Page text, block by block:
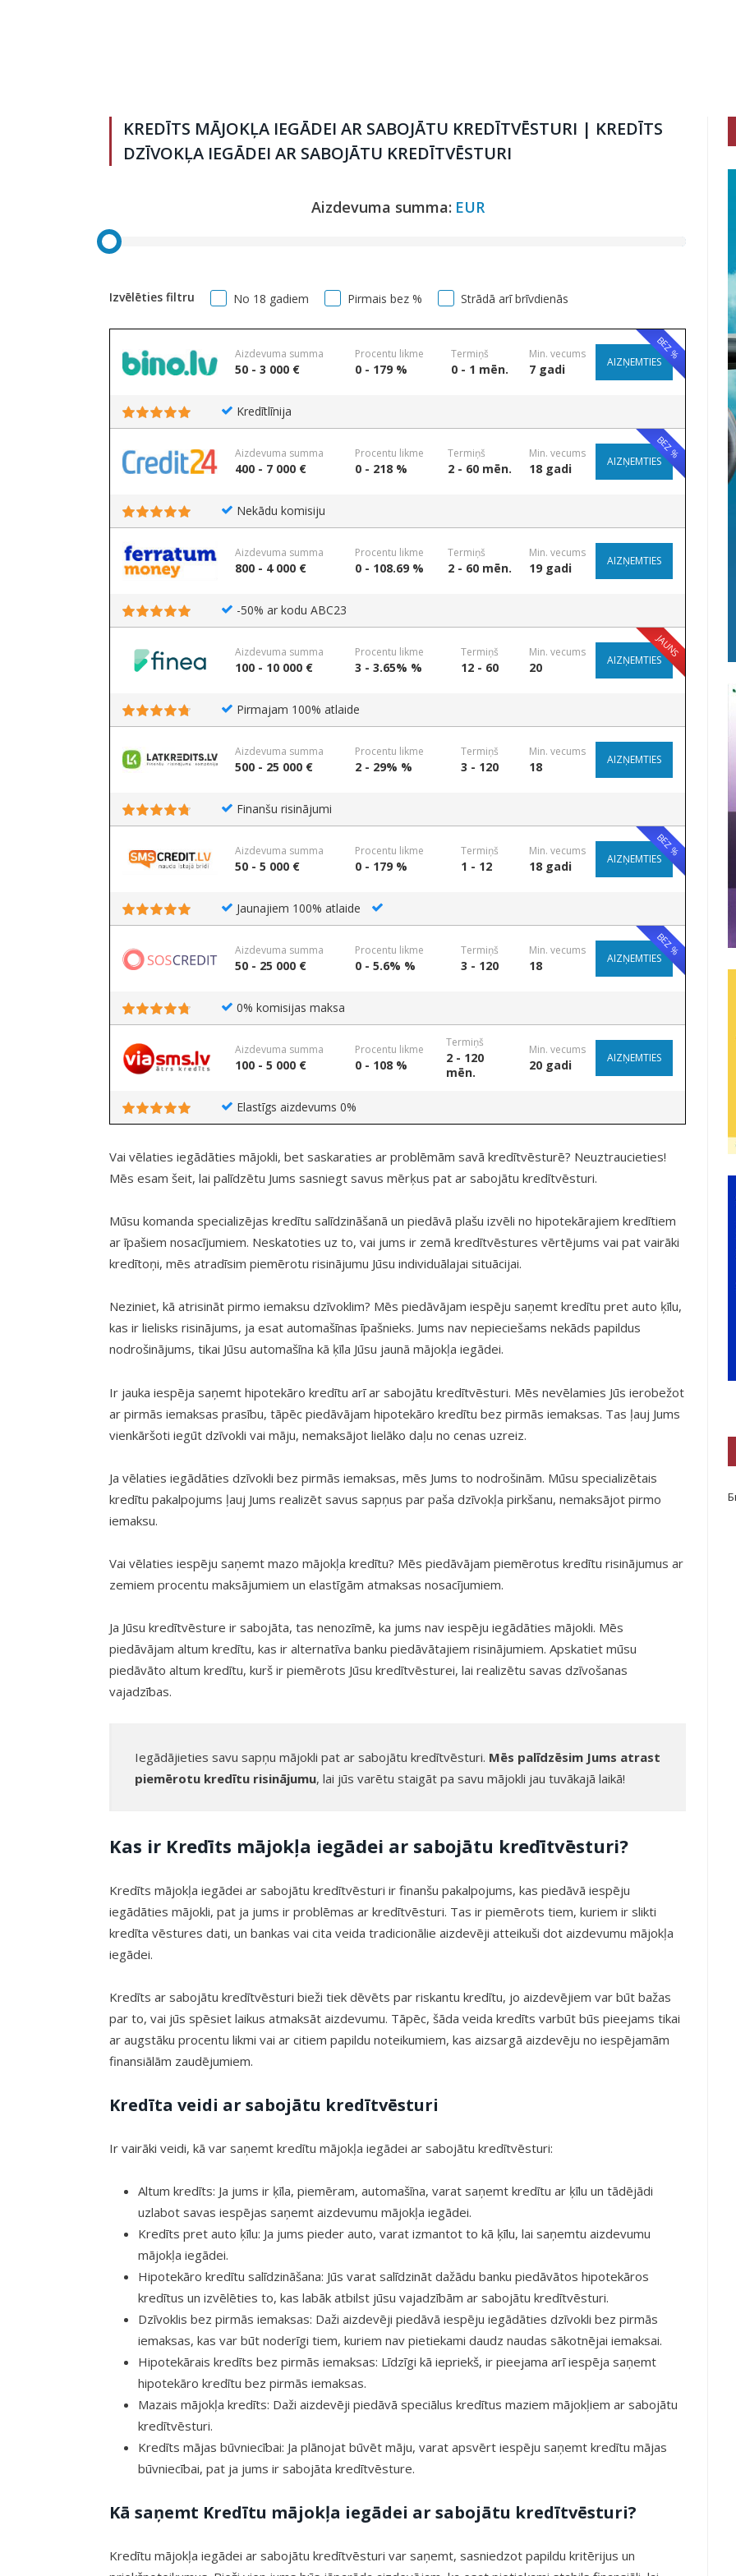
KREDĪTS MĀJOKĻA IEGĀDEI AR SABOJĀTU KREDĪTVĒSTURI | KREDĪTS
DZĪVOKĻA IEGĀDEI AR SABOJĀTU KREDĪTVĒSTURI
Aizdevuma summa: EUR
Izvēlēties filtru No 18 gadiem Pirmais bez % Strādā arī brīvdienās
BEZ %
Aizdevuma summa
50 - 3 000 €
Procentu likme
0 - 179 %
Termiņš
0 - 1 mēn.
Min. vecums
7 gadi AIZŅEMTIES
Kredītlīnija
BEZ %
Aizdevuma summa
400 - 7 000 €
Procentu likme
0 - 218 %
Termiņš
2 - 60 mēn.
Min. vecums
18 gadi AIZŅEMTIES
Nekādu komisiju
Aizdevuma summa
800 - 4 000 €
Procentu likme
0 - 108.69 %
Termiņš
2 - 60 mēn.
Min. vecums
19 gadi AIZŅEMTIES
-50% ar kodu ABC23
JAUNS
Aizdevuma summa
100 - 10 000 €
Procentu likme
3 - 3.65% %
Termiņš
12 - 60
Min. vecums
20 AIZŅEMTIES
Pirmajam 100% atlaide
Aizdevuma summa
500 - 25 000 €
Procentu likme
2 - 29% %
Termiņš
3 - 120
Min. vecums
18 AIZŅEMTIES
Finanšu risinājumi
BEZ %
Aizdevuma summa
50 - 5 000 €
Procentu likme
0 - 179 %
Termiņš
1 - 12
Min. vecums
18 gadi AIZŅEMTIES
Jaunajiem 100% atlaide
BEZ %
Aizdevuma summa
50 - 25 000 €
Procentu likme
0 - 5.6% %
Termiņš
3 - 120
Min. vecums
18 AIZŅEMTIES
0% komisijas maksa
Aizdevuma summa
100 - 5 000 €
Procentu likme
0 - 108 %
Termiņš
2 - 120
mēn.
Min. vecums
20 gadi AIZŅEMTIES
Elastīgs aizdevums 0%
Vai vēlaties iegādāties mājokli, bet saskaraties ar problēmām savā kredītvēsturē? Neuztraucieties!
Mēs esam šeit, lai palīdzētu Jums sasniegt savus mērķus pat ar sabojātu kredītvēsturi.
Mūsu komanda specializējas kredītu salīdzināšanā un piedāvā plašu izvēli no hipotekārajiem kredītiem
ar īpašiem nosacījumiem. Neskatoties uz to, vai jums ir zemā kredītvēstures vērtējums vai pat vairāki
kredītoņi, mēs atradīsim piemērotu risinājumu Jūsu individuālajai situācijai.
Neziniet, kā atrisināt pirmo iemaksu dzīvoklim? Mēs piedāvājam iespēju saņemt kredītu pret auto ķīlu,
kas ir lielisks risinājums, ja esat automašīnas īpašnieks. Jums nav nepieciešams nekāds papildus
nodrošinājums, tikai Jūsu automašīna kā ķīla Jūsu jaunā mājokļa iegādei.
Ir jauka iespēja saņemt hipotekāro kredītu arī ar sabojātu kredītvēsturi. Mēs nevēlamies Jūs ierobežot
ar pirmās iemaksas prasību, tāpēc piedāvājam hipotekāro kredītu bez pirmās iemaksas. Tas ļauj Jums
vienkāršoti iegūt dzīvokli vai māju, nemaksājot lielāko daļu no cenas uzreiz.
Ja vēlaties iegādāties dzīvokli bez pirmās iemaksas, mēs Jums to nodrošinām. Mūsu specializētais
kredītu pakalpojums ļauj Jums realizēt savus sapņus par paša dzīvokļa pirkšanu, nemaksājot pirmo
iemaksu.
Vai vēlaties iespēju saņemt mazo mājokļa kredītu? Mēs piedāvājam piemērotus kredītu risinājumus ar
zemiem procentu maksājumiem un elastīgām atmaksas nosacījumiem.
Ja Jūsu kredītvēsture ir sabojāta, tas nenozīmē, ka jums nav iespēju iegādāties mājokli. Mēs
piedāvājam altum kredītu, kas ir alternatīva banku piedāvātajiem risinājumiem. Apskatiet mūsu
piedāvāto altum kredītu, kurš ir piemērots Jūsu kredītvēsturei, lai realizētu savas dzīvošanas
vajadzības.
Iegādājieties savu sapņu mājokli pat ar sabojātu kredītvēsturi. Mēs palīdzēsim Jums atrast
piemērotu kredītu risinājumu, lai jūs varētu staigāt pa savu mājokli jau tuvākajā laikā!
Kas ir Kredīts mājokļa iegādei ar sabojātu kredītvēsturi?
Kredīts mājokļa iegādei ar sabojātu kredītvēsturi ir finanšu pakalpojums, kas piedāvā iespēju
iegādāties mājokli, pat ja jums ir problēmas ar kredītvēsturi. Tas ir piemērots tiem, kuriem ir slikti
kredīta vēstures dati, un bankas vai cita veida tradicionālie aizdevēji atteikuši dot aizdevumu mājokļa
iegādei.
Kredīts ar sabojātu kredītvēsturi bieži tiek dēvēts par riskantu kredītu, jo aizdevējiem var būt bažas
par to, vai jūs spēsiet laikus atmaksāt aizdevumu. Tāpēc, šāda veida kredīts varbūt būs pieejams tikai
ar augstāku procentu likmi vai ar citiem papildu noteikumiem, kas aizsargā aizdevēju no iespējamām
finansiālām zaudējumiem.
Kredīta veidi ar sabojātu kredītvēsturi
Ir vairāki veidi, kā var saņemt kredītu mājokļa iegādei ar sabojātu kredītvēsturi:
Altum kredīts: Ja jums ir ķīla, piemēram, automašīna, varat saņemt kredītu ar ķīlu un tādējādi
uzlabot savas iespējas saņemt aizdevumu mājokļa iegādei.
Kredīts pret auto ķīlu: Ja jums pieder auto, varat izmantot to kā ķīlu, lai saņemtu aizdevumu
mājokļa iegādei.
Hipotekāro kredītu salīdzināšana: Jūs varat salīdzināt dažādu banku piedāvātos hipotekāros
kredītus un izvēlēties to, kas labāk atbilst jūsu vajadzībām ar sabojātu kredītvēsturi.
Dzīvoklis bez pirmās iemaksas: Daži aizdevēji piedāvā iespēju iegādāties dzīvokli bez pirmās
iemaksas, kas var būt noderīgi tiem, kuriem nav pietiekami daudz naudas sākotnējai iemaksai.
Hipotekārais kredīts bez pirmās iemaksas: Līdzīgi kā iepriekš, ir pieejama arī iespēja saņemt
hipotekāro kredītu bez pirmās iemaksas.
Mazais mājokļa kredīts: Daži aizdevēji piedāvā speciālus kredītus maziem mājokļiem ar sabojātu
kredītvēsturi.
Kredīts mājas būvniecībai: Ja plānojat būvēt māju, varat apsvērt iespēju saņemt kredītu mājas
būvniecībai, pat ja jums ir sabojāta kredītvēsture.
Kā saņemt Kredītu mājokļa iegādei ar sabojātu kredītvēsturi?
Kredītu mājokļa iegādei ar sabojātu kredītvēsturi var saņemt, sasniedzot papildu kritērijus un